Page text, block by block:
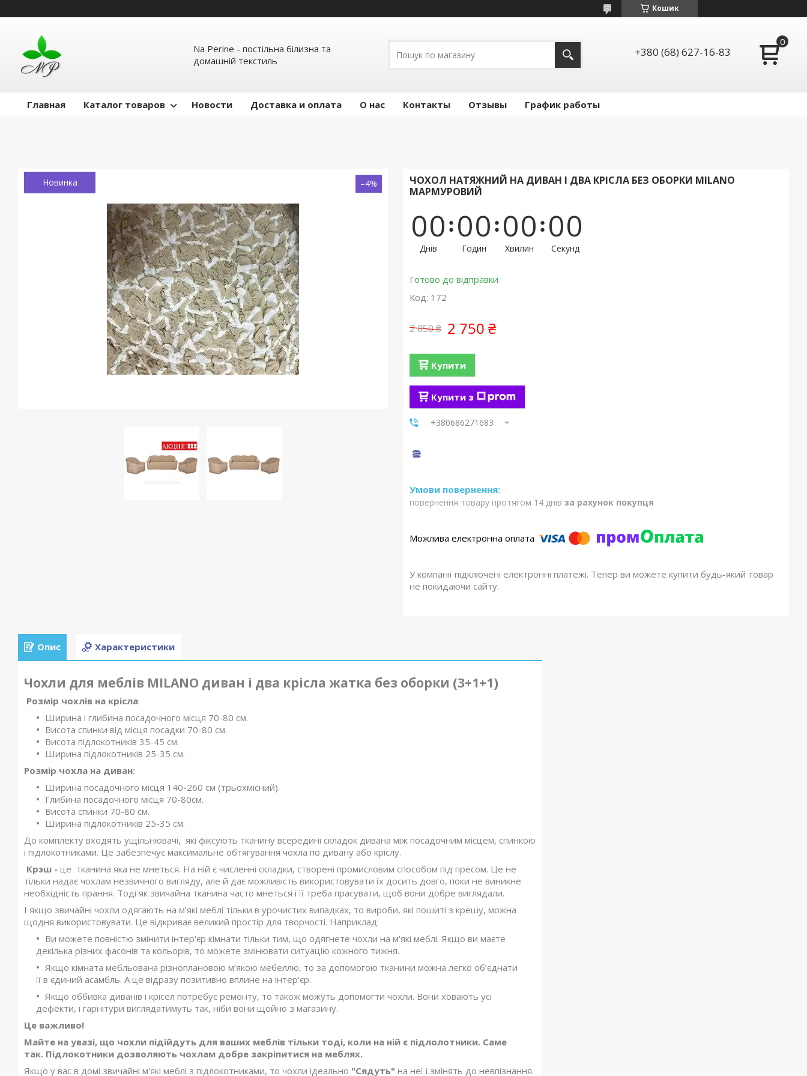
Кошик
Na Perine - постільна білизна та
домашній текстиль
+380 (68) 627-16-83
Главная Каталог товаров Новости Доставка и оплата О нас Контакты Отзывы График работы
Новинка –4%
ЧОХОЛ НАТЯЖНИЙ НА ДИВАН І ДВА КРІСЛА БЕЗ ОБОРКИ MILANO
МАРМУРОВИЙ
00
Днів
00
Годин
00
Хвилин
00
Секунд
Готово до відправки
Код: 172
2 850 ₴ 2 750 ₴
Купити
Купити з
+380686271683
повернення товару протягом 14 днів за рахунок покупця
У компанії підключені електронні платежі. Тепер ви можете купити будь-який товар
не покидаючи сайту.
Опис Характеристики
Чохли для меблів MILANO диван і два крісла жатка без оборки (3+1+1)
Розмір чохлів на крісла:
Ширина і глибина посадочного місця 70-80 см.
Висота спинки від місця посадки 70-80 см.
Висота підлокотників 35-45 см.
Ширина підлокотників 25-35 см.
Розмір чохла на диван:
Ширина посадочного місця 140-260 см (трьохмісний).
Глибина посадочного місця 70-80см.
Висота спинки 70-80 см.
Ширина підлокотників 25-35 см.
До комплекту входять ущільнювачі, які фіксують тканину всередині складок дивана між посадочним місцем, спинкою
і підлокотниками. Це забезпечує максимальне обтягування чохла по дивану або кріслу.
Крэш - це тканина яка не мнеться. На ній є численні складки, створені промисловим способом під пресом. Це не
тільки надає чохлам незвичного вигляду, але й дає можливість використовувати їх досить довго, поки не виникне
необхідність прання. Тоді як звичайна тканина часто мнеться і її треба прасувати, щоб вони добре виглядали.
І якщо звичайні чохли одягають на м’які меблі тільки в урочистих випадках, то вироби, які пошиті з крешу, можна
щодня використовувати. Це відкриває великий простір для творчості. Наприклад:
Ви можете повністю змінити інтер'єр кімнати тільки тим, що одягнете чохли на м'які меблі. Якщо ви маєте
декілька різних фасонів та кольорів, то можете змінювати ситуацію кожного тижня.
Якщо кімната мебльована різноплановою м’якою мебеллю, то за допомогою тканини можна легко об’єднати
її в єдиний асамбль. А це відразу позитивно вплине на інтер'єр.
Якщо оббивка диванів і крісел потребує ремонту, то також можуть допомогти чохли. Вони ховають усі
дефекти, і гарнітури виглядатимуть так, ніби вони щойно з магазину.
Це важливо!
Майте на увазі, що чохли підійдуть для ваших меблів тільки тоді, коли на ній є підлолотники. Саме
так. Підлокотники дозволяють чохлам добре закріпитися на меблях.
Якщо у вас в домі звичайні м'які меблі з підлокотниками, то чохли ідеально "Сядуть" на неї і змінять до невпізнання.